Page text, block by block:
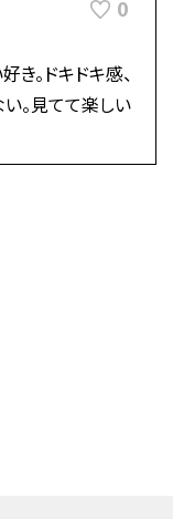
0
。ドキドキ感、
。見てて楽しい